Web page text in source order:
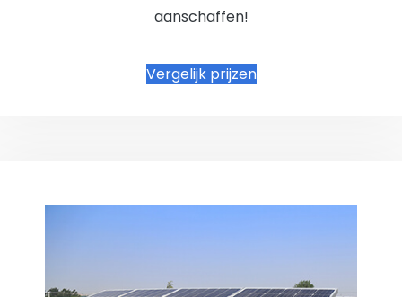
aanschaffen!
Vergelijk prijzen